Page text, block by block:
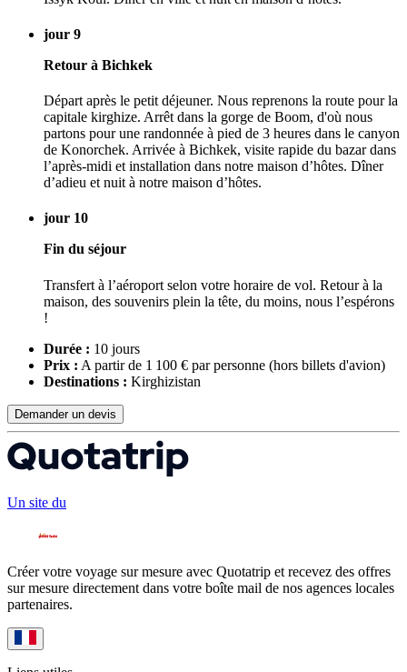
jour 9
Retour à Bichkek
Départ après le petit déjeuner. Nous reprenons la route pour la
capitale kirghize. Arrêt dans la gorge de Boom, d'où nous
partons pour une randonnée à pied de 3 heures dans le canyon
de Konorchek. Arrivée à Bichkek, visite rapide du bazar dans
l’après-midi et installation dans notre maison d’hôtes. Dîner
d’adieu et nuit à notre maison d’hôtes.
jour 10
Fin du séjour
Transfert à l’aéroport selon votre horaire de vol. Retour à la
maison, des souvenirs plein la tête, du moins, nous l’espérons
!
Durée : 10 jours
Prix : A partir de 1 100 € par personne (hors billets d'avion)
Destinations : Kirghizistan
Demander un devis
Un site du
Créer votre voyage sur mesure avec Quotatrip et recevez des offres
sur mesure directement dans votre boîte mail de nos agences locales
partenaires.